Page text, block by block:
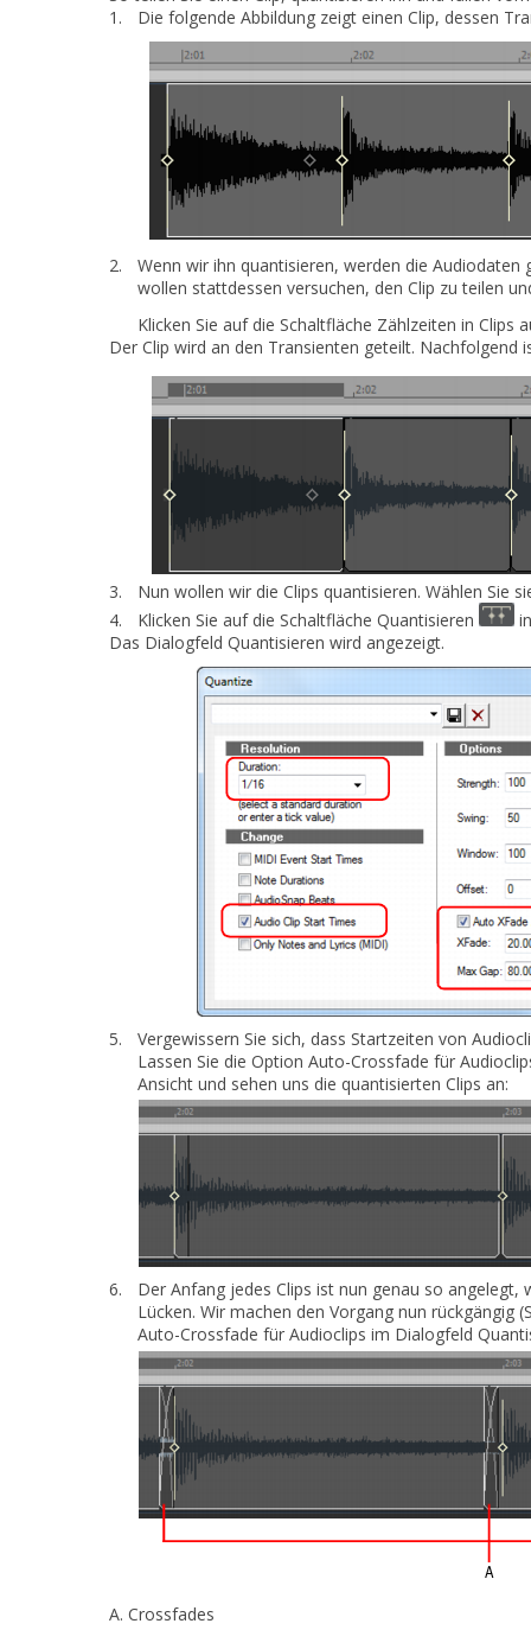
1.
Die folgende Abbildung zeigt einen Clip, dessen
2.
Wenn wir ihn quantisieren, werden die Audiodaten
wollen stattdessen versuchen, den Clip zu teilen
Klicken Sie auf die Schaltfläche Zählzeiten in Clips
Der Clip wird an den Transienten geteilt.
3.
Nun wollen wir die Clips quantisieren. Wählen Sie
4.
Klicken Sie auf die Schaltfläche Quantisieren
Das Dialogfeld Quantisieren wird angezeigt.
5. Vergewissern Sie sich, dass Startzeiten von
Lassen Sie die Option Auto-Crossfade für
Ansicht und sehen uns die quantisierten Clips an:
6.
Der Anfang jedes Clips ist nun genau so angelegt,
Lücken. Wir machen den Vorgang nun rückgängig
Auto-Crossfade für Audioclips im Dialogfeld
A. Crossfades